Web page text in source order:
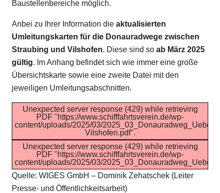
Baustellenbereiche möglich.
Anbei zu Ihrer Information die aktualisierten
Umleitungskarten für die Donauradwege zwischen
Straubing und Vilshofen. Diese sind so ab März 2025
gültig. Im Anhang befindet sich wie immer eine große
Übersichtskarte sowie eine zweite Datei mit den
jeweiligen Umleitungsabschnitten.
Unexpected server response (429) while retrieving
PDF "https://www.schifffahrtsverein.de/wp-
content/uploads/2025/03/
Vilshofen.pdf".
Unexpected server response (429) while retrieving
PDF "https://www.schifffahrtsverein.de/wp-
content/uploads/2025/03/
Quelle: WIGES GmbH – Dominik Zehatschek (Leiter
Presse- und Öffentlichkeitsarbeit)